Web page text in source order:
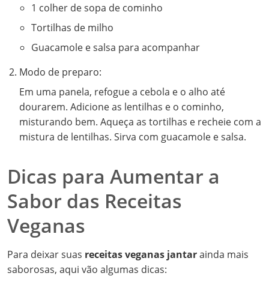
1 colher de sopa de cominho
Tortilhas de milho
Guacamole e salsa para acompanhar
Modo de preparo:
Em uma panela, refogue a cebola e o alho até
dourarem. Adicione as lentilhas e o cominho,
misturando bem. Aqueça as tortilhas e recheie com a
mistura de lentilhas. Sirva com guacamole e salsa.
Dicas para Aumentar a
Sabor das Receitas
Veganas
Para deixar suas receitas veganas jantarainda mais
saborosas, aqui vão algumas dicas: